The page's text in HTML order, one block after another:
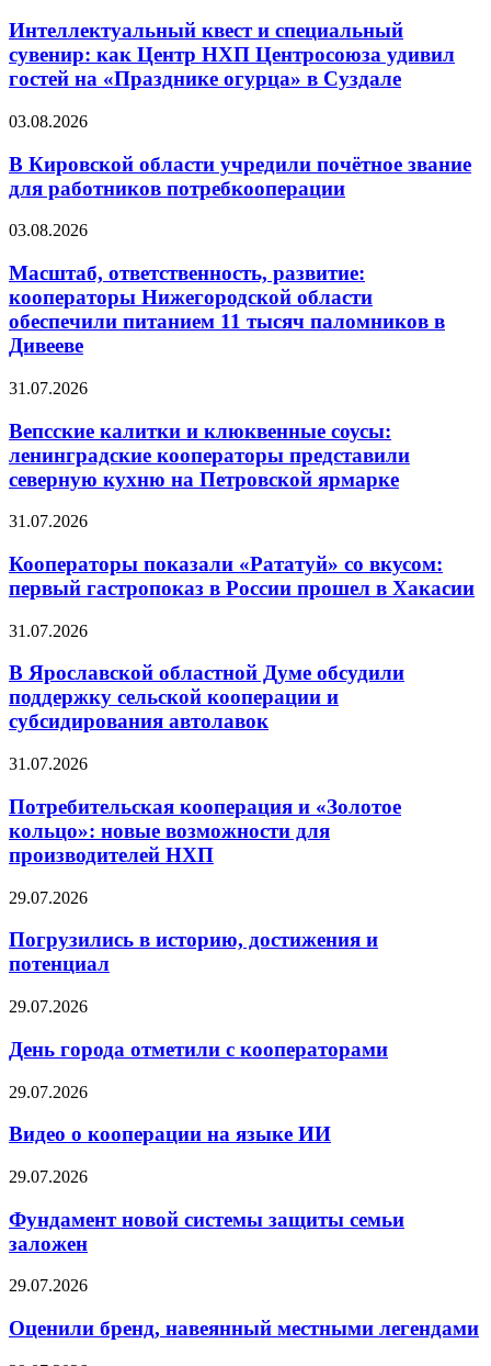
Интеллектуальный квест и специальный
сувенир: как Центр НХП Центросоюза удивил
гостей на «Празднике огурца» в Суздале
03.08.2026
В Кировской области учредили почётное звание
для работников потребкооперации
03.08.2026
Масштаб, ответственность, развитие:
кооператоры Нижегородской области
обеспечили питанием 11 тысяч паломников в
Дивееве
31.07.2026
Вепсские калитки и клюквенные соусы:
ленинградские кооператоры представили
северную кухню на Петровской ярмарке
31.07.2026
Кооператоры показали «Рататуй» со вкусом:
первый гастропоказ в России прошел в Хакасии
31.07.2026
В Ярославской областной Думе обсудили
поддержку сельской кооперации и
субсидирования автолавок
31.07.2026
Потребительская кооперация и «Золотое
кольцо»: новые возможности для
производителей НХП
29.07.2026
Погрузились в историю, достижения и
потенциал
29.07.2026
День города отметили с кооператорами
29.07.2026
Видео о кооперации на языке ИИ
29.07.2026
Фундамент новой системы защиты семьи
заложен
29.07.2026
Оценили бренд, навеянный местными легендами